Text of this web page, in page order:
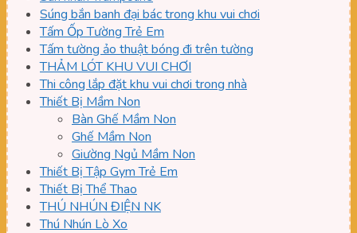
Súng bắn banh đại bác trong khu vui chơi
Tấm Ốp Tường Trẻ Em
Tấm tường ảo thuật bóng đi trên tường
THẢM LÓT KHU VUI CHƠI
Thi công lắp đặt khu vui chơi trong nhà
Thiết Bị Mầm Non
Bàn Ghế Mầm Non
Ghế Mầm Non
Giường Ngủ Mầm Non
Thiết Bị Tập Gym Trẻ Em
Thiết Bị Thể Thao
THÚ NHÚN ĐIỆN NK
Thú Nhún Lò Xo